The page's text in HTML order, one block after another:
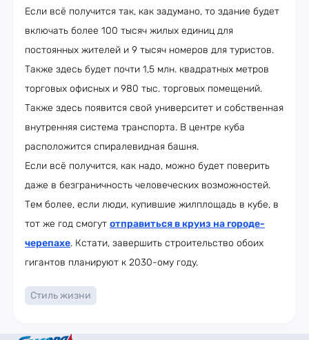
Если всё получится так, как задумано, то здание будет
включать более 100 тысяч жилых единиц для
постоянных жителей и 9 тысяч номеров для туристов.
Также здесь будет почти 1,5 млн. квадратных метров
торговых офисных и 980 тыс. торговых помещений.
Также здесь появится свой университет и собственная
внутренняя система транспорта. В центре куба
расположится спиралевидная башня.
Если всё получится, как надо, можно будет поверить
даже в безграничность человеческих возможностей.
Тем более, если люди, купившие жилплощадь в кубе, в
тот же год смогут отправиться в круиз на городе-
черепахе. Кстати, завершить строительство обоих
гигантов планируют к 2030-ому году.
Стиль жизни